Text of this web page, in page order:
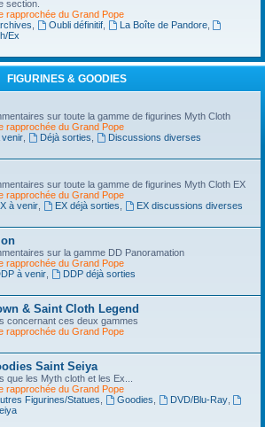
section.
rapprochée du Grand Pope
Oubli définitif, La Boîte de Pandore,
Ex
FIGURINES & GOODIES
sur toute la gamme de figurines Myth Cloth
rapprochée du Grand Pope
venir, Déjà sorties
Discussions diverses
sur toute la gamme de figurines Myth Cloth EX
rapprochée du Grand Pope
à venir, EX déjà sorties
EX discussions diverses
sur la gamme DD Panoramation
rapprochée du Grand Pope
à venir,
DDP déjà sorties
& Saint Cloth Legend
concernant ces deux gammes
rapprochée du Grand Pope
Saint Seiya
que les Myth cloth et les Ex...
rapprochée du Grand Pope
Figurines/Statues Goodies DVD/Blu-Ray,